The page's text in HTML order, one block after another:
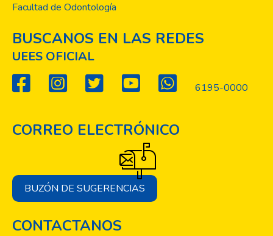
Facultad de Odontología
BUSCANOS EN LAS REDES
UEES OFICIAL
6195-0000
CORREO ELECTRÓNICO
BUZÓN DE SUGERENCIAS
CONTACTANOS